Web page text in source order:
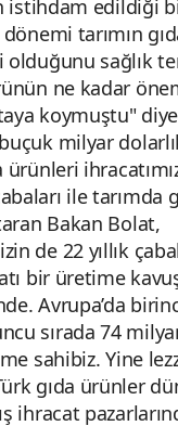
istihdam edildiği
tarımın
olduğunu sağlık
ne kadar
koymuştu" diye
milyar
ürünleri
ile tarımda
Bakan Bolat,
de 22 yıllık
bir üretime
Avrupa’da
sırada 74
sahibiz. Yine
gıda ürünler
ihracat